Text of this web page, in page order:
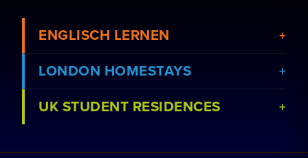
ENGLISCH LERNEN
Kurse anzeigen
Schulen anzeigen
LONDON HOMESTAYS
Eine Gastfamilie buchen
UK STUDENT RESIDENCES